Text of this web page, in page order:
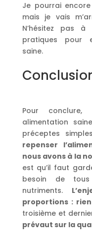
Je pourrai
mais je vais
N’hésitez pas
pratiques pour
saine.
Pour
alimentation
préceptes
repenser
nous avons à la
est qu’il faut
besoin de
nutriments.
proportions : rien
troisième et
prévaut sur la